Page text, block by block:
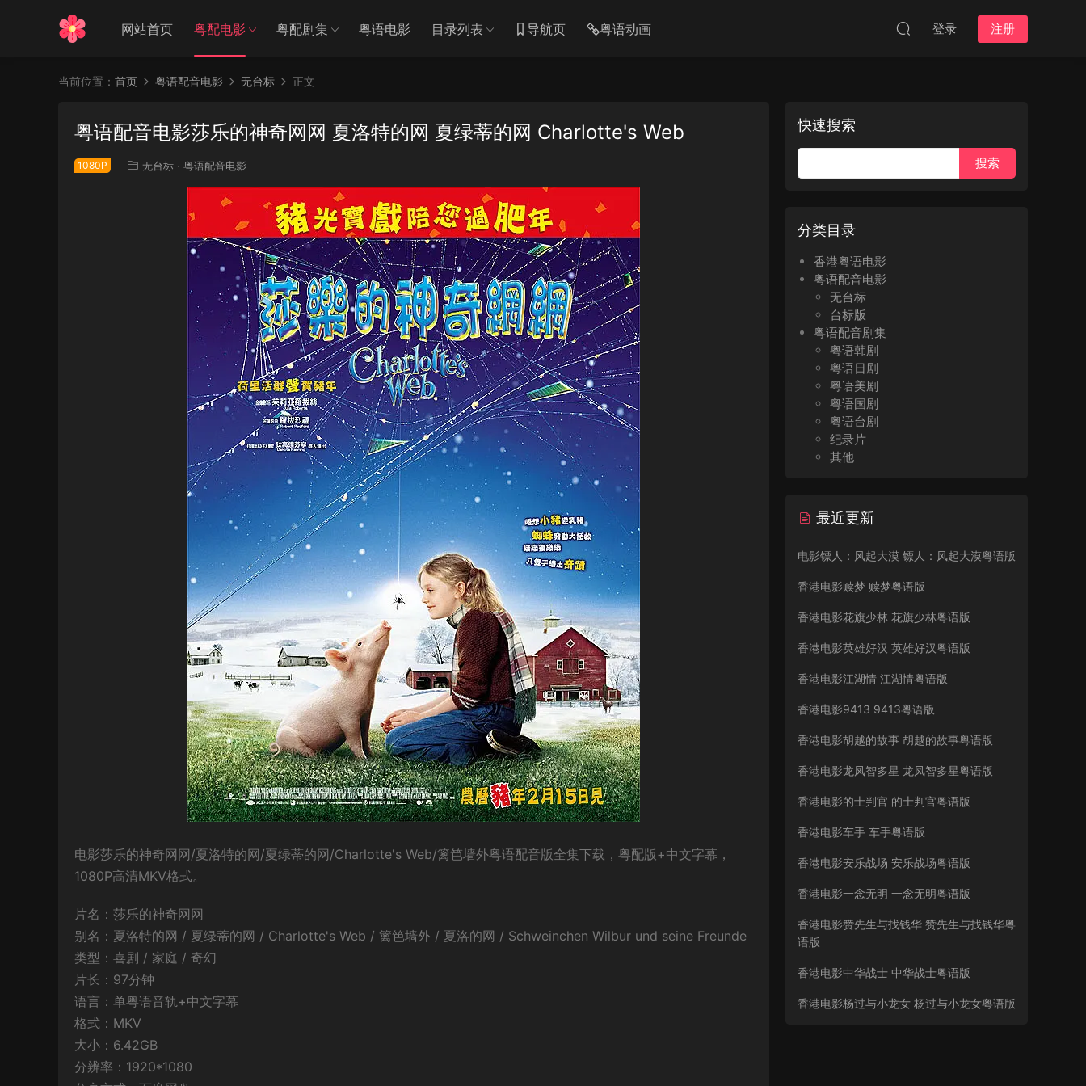
网站首页 粤配电影 粤配剧集 粤语电影 目录列表 导航页 粤语动画 登录 注册
当前位置： 首页 粤语配音电影 无台标 正文
粤语配音电影莎乐的神奇网网 夏洛特的网 夏绿蒂的网 Charlotte's Web
1080P 无台标 · 粤语配音电影
电影莎乐的神奇网网/夏洛特的网/夏绿蒂的网/Charlotte's Web/篱笆墙外粤语配音版全集下载，粤配版+中文字幕，
1080P高清MKV格式。
片名：莎乐的神奇网网
别名：夏洛特的网 / 夏绿蒂的网 / Charlotte's Web / 篱笆墙外 / 夏洛的网 / Schweinchen Wilbur und seine Freunde
类型：喜剧 / 家庭 / 奇幻
片长：97分钟
语言：单粤语音轨+中文字幕
格式：MKV
大小：6.42GB
分辨率：1920*1080
快速搜索
分类目录
香港粤语电影
粤语配音电影
无台标
台标版
粤语配音剧集
粤语韩剧
粤语日剧
粤语美剧
粤语国剧
粤语台剧
纪录片
其他
最近更新
电影镖人：风起大漠 镖人：风起大漠粤语版
香港电影赎梦 赎梦粤语版
香港电影花旗少林 花旗少林粤语版
香港电影英雄好汉 英雄好汉粤语版
香港电影江湖情 江湖情粤语版
香港电影9413 9413粤语版
香港电影胡越的故事 胡越的故事粤语版
香港电影龙凤智多星 龙凤智多星粤语版
香港电影的士判官 的士判官粤语版
香港电影车手 车手粤语版
香港电影安乐战场 安乐战场粤语版
香港电影一念无明 一念无明粤语版
香港电影赞先生与找钱华 赞先生与找钱华粤
语版
香港电影中华战士 中华战士粤语版
香港电影杨过与小龙女 杨过与小龙女粤语版